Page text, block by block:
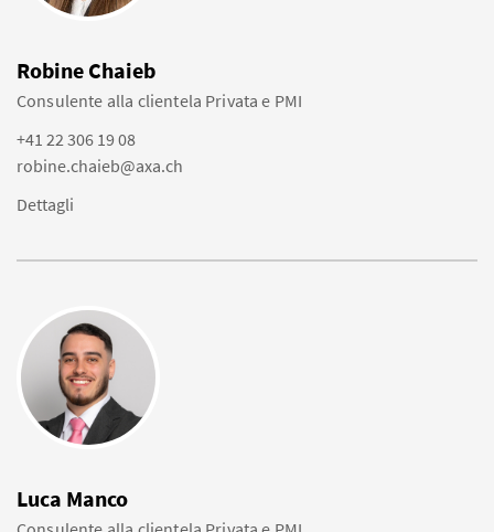
Robine Chaieb
Consulente alla clientela Privata e PMI
+41 22 306 19 08
robine.chaieb@axa.ch
Dettagli
Luca Manco